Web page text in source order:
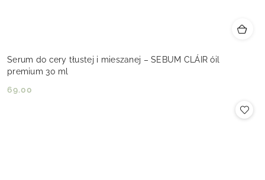
Serum do cery tłustej i mieszanej – SEBUM CLÁIR óil
premium 30 ml
Cena:
69.00